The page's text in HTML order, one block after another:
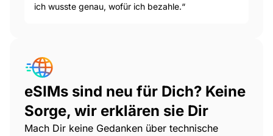
ich wusste genau, wofür ich bezahle.“
eSIMs sind neu für Dich? Keine
Sorge, wir erklären sie Dir
Mach Dir keine Gedanken über technische